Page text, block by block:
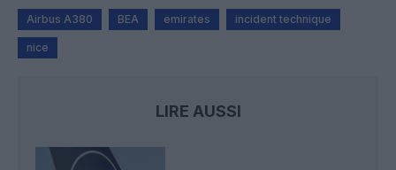
Airbus A380 BEA emirates incident technique
nice
LIRE AUSSI